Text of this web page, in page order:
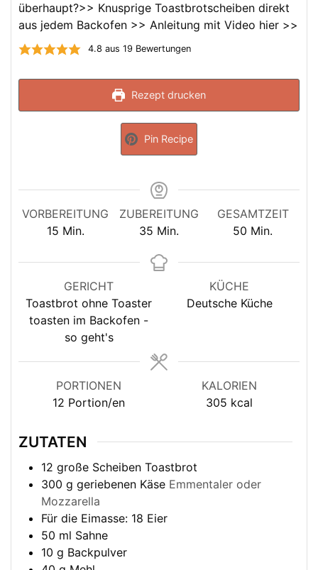
überhaupt?>> Knusprige Toastbrotscheiben direkt
aus jedem Backofen >> Anleitung mit Video hier >>
4.8 aus 19Bewertungen
Rezept drucken
Pin Recipe
VORBEREITUNG
15Minuten
Min.
ZUBEREITUNG
35 Minuten
Min.
GESAMTZEIT
50 Minuten
Min.
GERICHT
Toastbrot ohne Toaster
toasten im Backofen -
so geht's
KÜCHE
Deutsche Küche
PORTIONEN
12 Portion/en
KALORIEN
305 kcal
ZUTATEN
12 große Scheiben Toastbrot
300 g geriebenen Käse Emmentaler oder
Mozzarella
Für die Eimasse: 18 Eier
50 ml Sahne
10 g Backpulver